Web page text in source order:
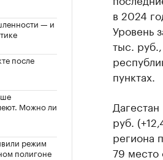
— и
после
Можно ли
режим
полигоне
в 2024
Уровень
тыс.
пунктах.
руб.
региона
79 место